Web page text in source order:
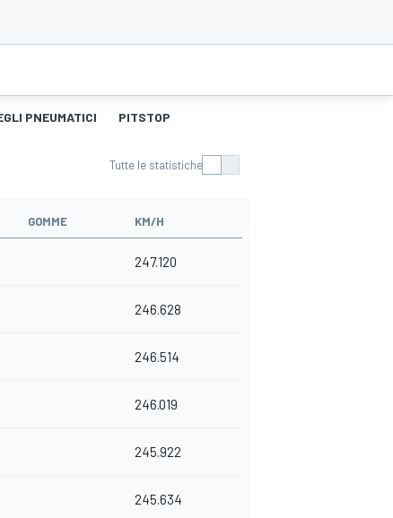
PNEUMATICI PITSTOP
Tutte le statistiche
GOMME KM/H
247.120
246.628
246.514
246.019
245.922
245.634